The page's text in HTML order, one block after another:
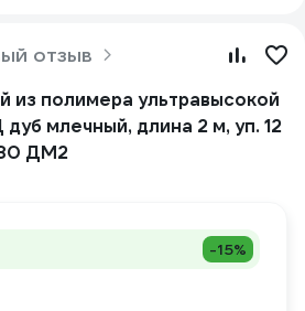
отзыв
из полимера ультравысокой
млечный, длина 2 м, уп. 12
80 ДМ2
-15%